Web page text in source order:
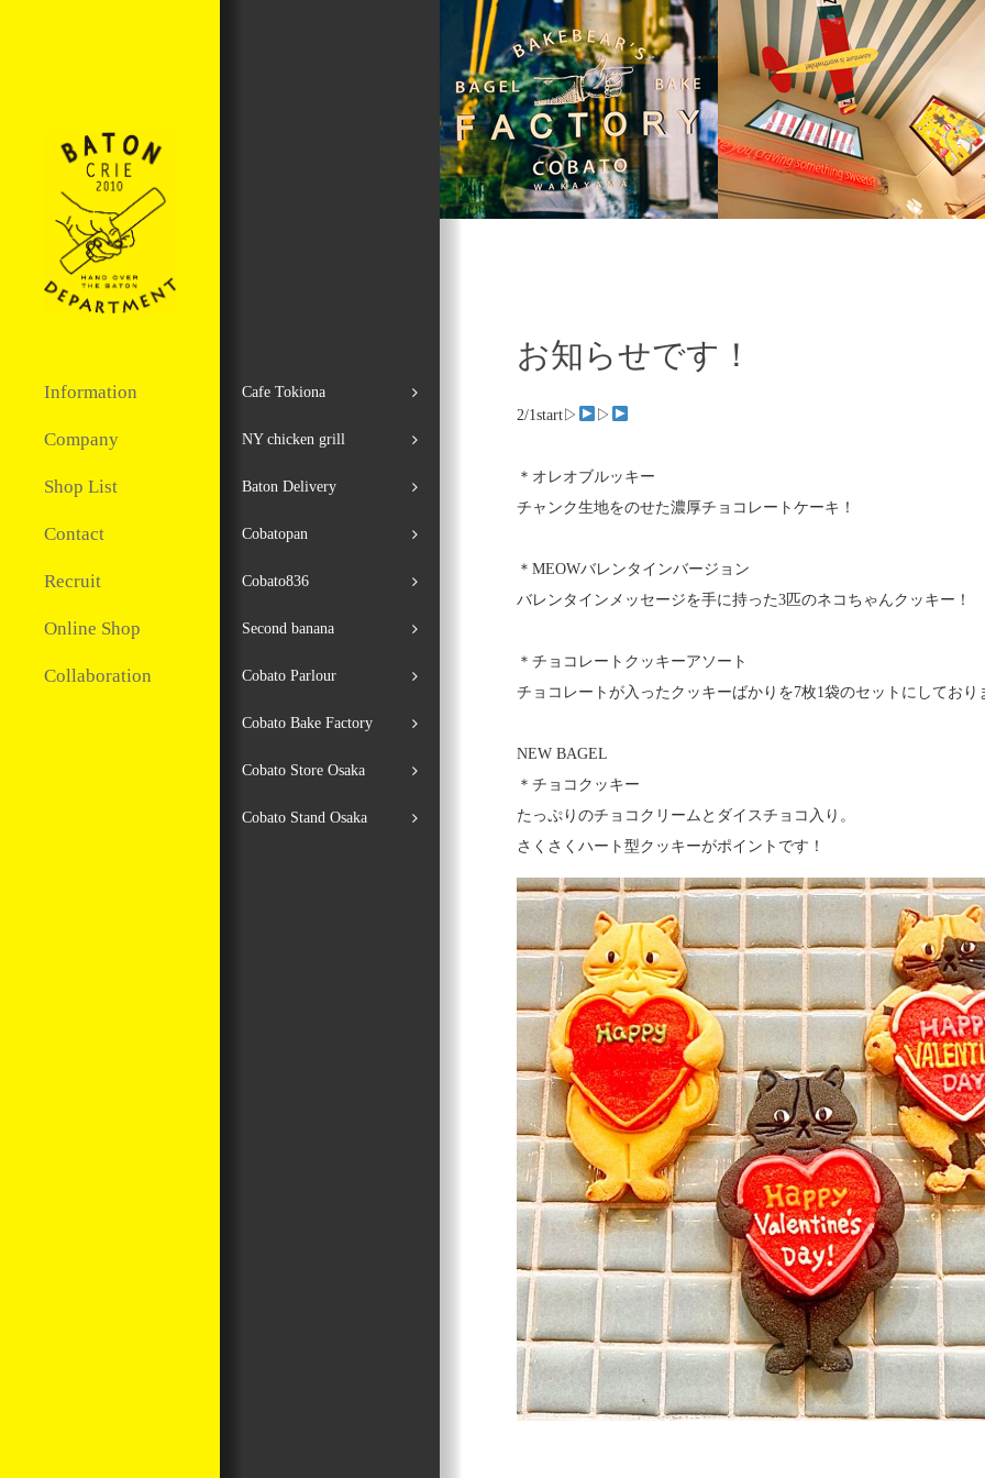
Information
Company
Shop List
Contact
Recruit
Online Shop
Collaboration
Cafe Tokiona
NY chicken grill
Baton Delivery
Cobatopan
Cobato836
Second banana
Cobato Parlour
Cobato Bake Factory
Cobato Store Osaka
Cobato Stand Osaka
お知らせです！
2/1start▷ ▷
＊オレオブルッキー
チャンク生地をのせた濃厚チョコレートケーキ！
＊MEOWバレンタインバージョン
バレンタインメッセージを手に持った3匹のネコちゃんクッキー！
＊チョコレートクッキーアソート
チョコレートが入ったクッキーばかりを7枚1袋のセットにしており
NEW BAGEL
＊チョコクッキー
たっぷりのチョコクリームとダイスチョコ入り。
さくさくハート型クッキーがポイントです！